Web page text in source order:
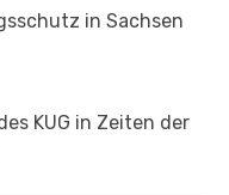
in Sachsen
KUG in Zeiten der